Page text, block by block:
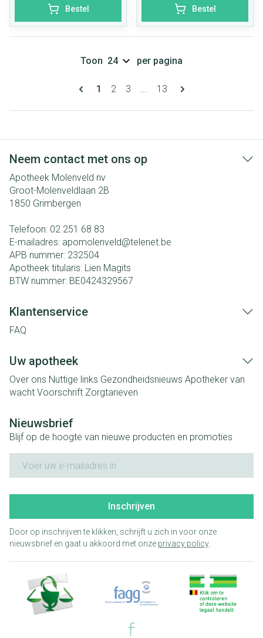
Bestel Bestel
Pagina's
U lees momenteel pagina
1 Pagina
2 Pagina
3 ... Pagina
13
Toon per pagina
Neem contact met ons op
Apotheek Molenveld nv
Groot-Molenveldlaan 2B
1850 Grimbergen
Telefoon: 02 251 68 83
E-mailadres: apomolenveld@telenet.be
APB nummer: 232504
Apotheek titularis: Lien Magits
BTW nummer: BE0424329567
Klantenservice
FAQ
Uw apotheek
Over ons Nuttige links Gezondheidsnieuws Apotheker van
wacht Voorschrift Zorgtarieven
Nieuwsbrief
Blijf op de hoogte van nieuwe producten en promoties
Inschrijven
Door op inschrijven te klikken, schrijft u zich in voor onze
nieuwsbrief en gaat u akkoord met onze privacy policy.